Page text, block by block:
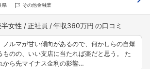
県 その他金融業
女性 正社員 年収360万円
ノルマが甘い傾向があるので、何かしらの自爆
ものの、いい支店に当たれば楽だと思う。 た
から先マイナス金利の影響…